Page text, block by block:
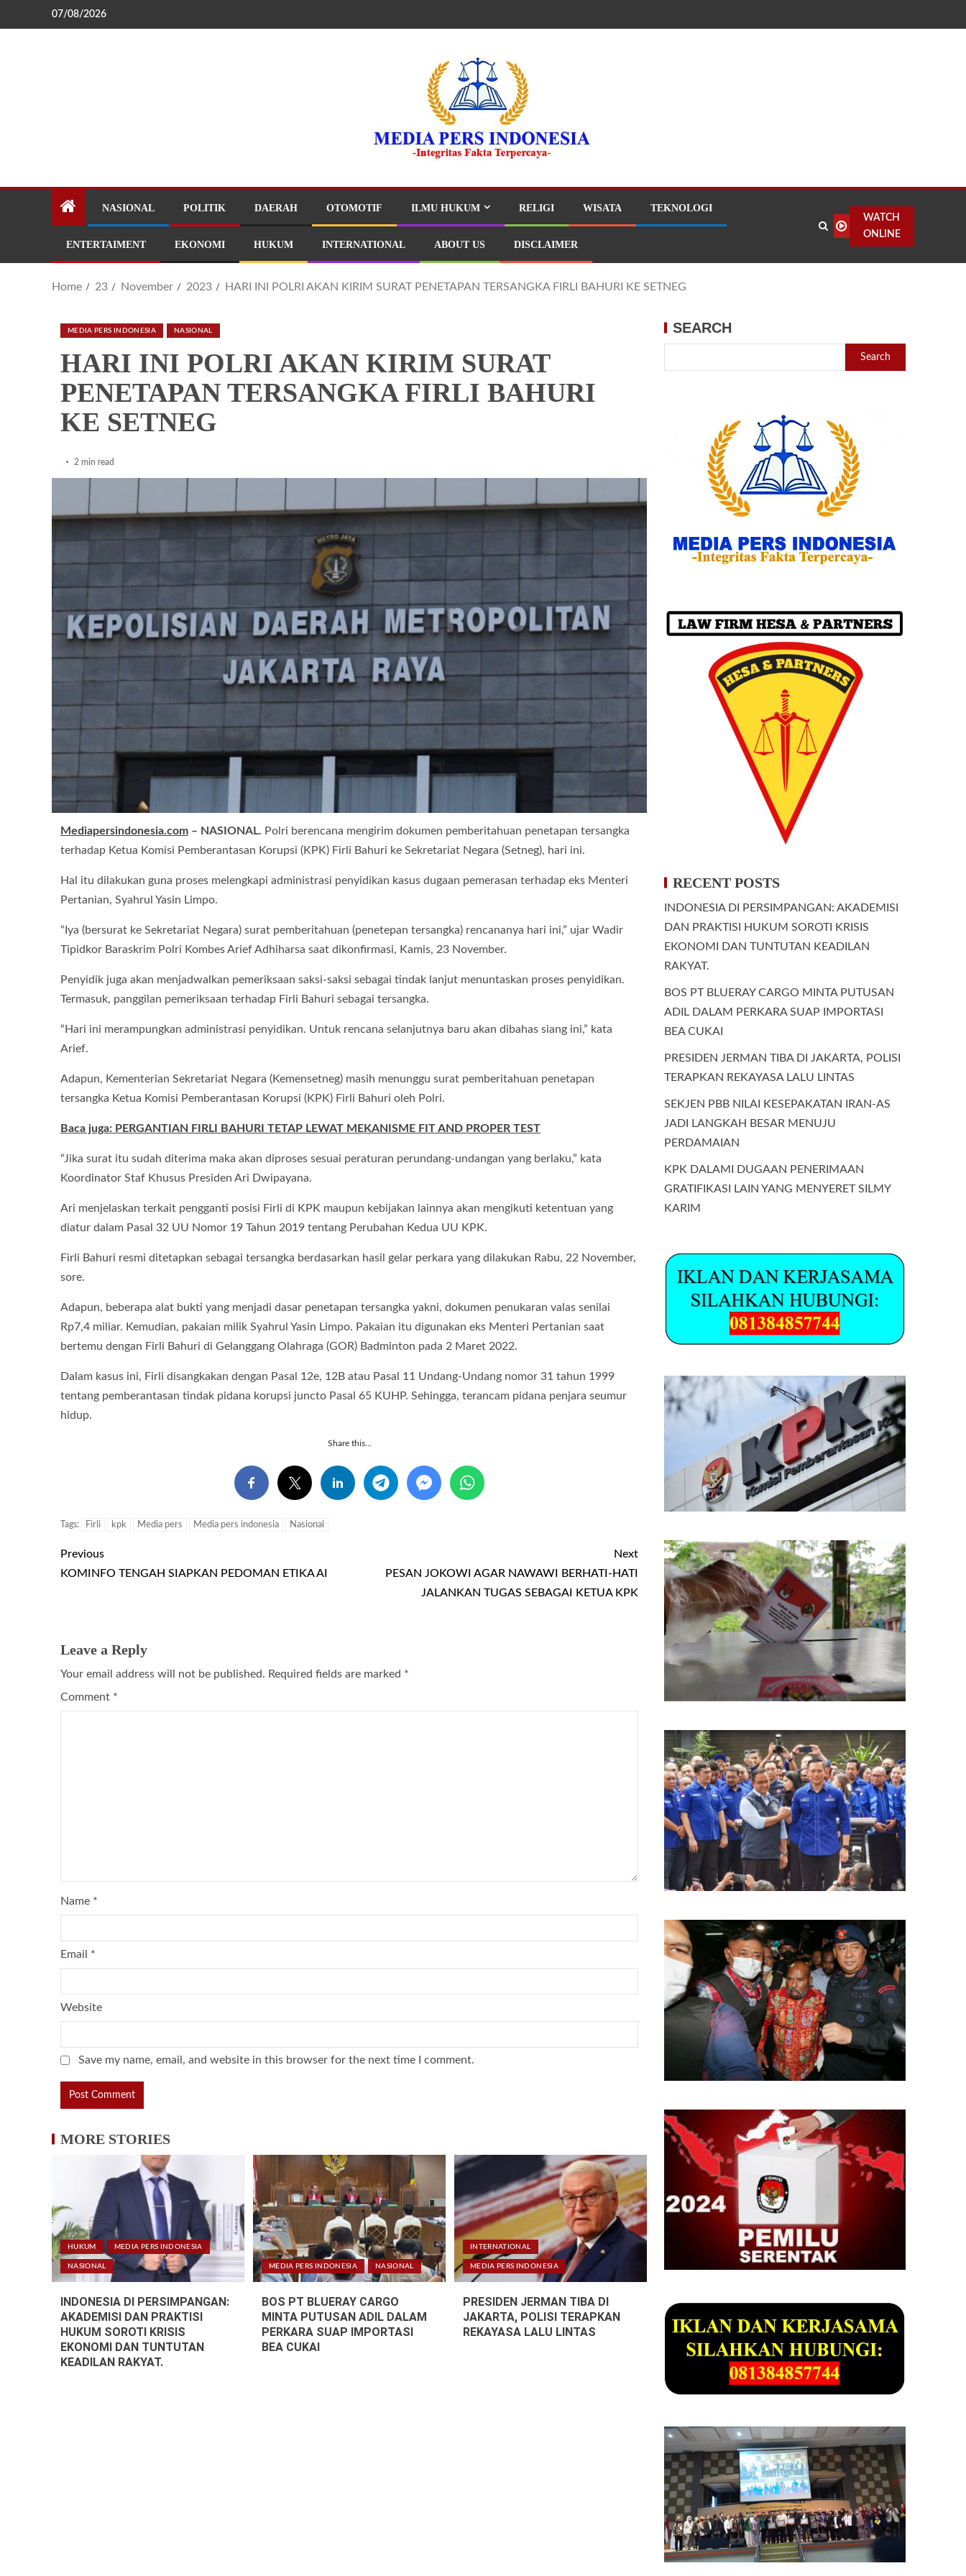
07/08/2026
NASIONAL POLITIK DAERAH OTOMOTIF ILMU HUKUM RELIGI WISATA TEKNOLOGI
ENTERTAIMENT EKONOMI HUKUM INTERNATIONAL ABOUT US DISCLAIMER
WATCH
ONLINE
Home 23 November 2023 HARI INI POLRI AKAN KIRIM SURAT PENETAPAN TERSANGKA FIRLI BAHURI KE SETNEG
MEDIA PERS INDONESIA NASIONAL
HARI INI POLRI AKAN KIRIM SURAT
PENETAPAN TERSANGKA FIRLI BAHURI
KE SETNEG
2 min read
Mediapersindonesia.com – NASIONAL. Polri berencana mengirim dokumen pemberitahuan penetapan tersangka
terhadap Ketua Komisi Pemberantasan Korupsi (KPK) Firli Bahuri ke Sekretariat Negara (Setneg), hari ini.
Hal itu dilakukan guna proses melengkapi administrasi penyidikan kasus dugaan pemerasan terhadap eks Menteri
Pertanian, Syahrul Yasin Limpo.
“Iya (bersurat ke Sekretariat Negara) surat pemberitahuan (penetepan tersangka) rencananya hari ini,” ujar Wadir
Tipidkor Baraskrim Polri Kombes Arief Adhiharsa saat dikonfirmasi, Kamis, 23 November.
Penyidik juga akan menjadwalkan pemeriksaan saksi-saksi sebagai tindak lanjut menuntaskan proses penyidikan.
Termasuk, panggilan pemeriksaan terhadap Firli Bahuri sebagai tersangka.
“Hari ini merampungkan administrasi penyidikan. Untuk rencana selanjutnya baru akan dibahas siang ini,” kata
Arief.
Adapun, Kementerian Sekretariat Negara (Kemensetneg) masih menunggu surat pemberitahuan penetapan
tersangka Ketua Komisi Pemberantasan Korupsi (KPK) Firli Bahuri oleh Polri.
Baca juga: PERGANTIAN FIRLI BAHURI TETAP LEWAT MEKANISME FIT AND PROPER TEST
“Jika surat itu sudah diterima maka akan diproses sesuai peraturan perundang-undangan yang berlaku,” kata
Koordinator Staf Khusus Presiden Ari Dwipayana.
Ari menjelaskan terkait pengganti posisi Firli di KPK maupun kebijakan lainnya akan mengikuti ketentuan yang
diatur dalam Pasal 32 UU Nomor 19 Tahun 2019 tentang Perubahan Kedua UU KPK.
Firli Bahuri resmi ditetapkan sebagai tersangka berdasarkan hasil gelar perkara yang dilakukan Rabu, 22 November,
sore.
Adapun, beberapa alat bukti yang menjadi dasar penetapan tersangka yakni, dokumen penukaran valas senilai
Rp7,4 miliar. Kemudian, pakaian milik Syahrul Yasin Limpo. Pakaian itu digunakan eks Menteri Pertanian saat
bertemu dengan Firli Bahuri di Gelanggang Olahraga (GOR) Badminton pada 2 Maret 2022.
Dalam kasus ini, Firli disangkakan dengan Pasal 12e, 12B atau Pasal 11 Undang-Undang nomor 31 tahun 1999
tentang pemberantasan tindak pidana korupsi juncto Pasal 65 KUHP. Sehingga, terancam pidana penjara seumur
hidup.
Share this...
Tags: Firli kpk Media pers Media pers indonesia Nasional
Previous
KOMINFO TENGAH SIAPKAN PEDOMAN ETIKA AI
Next
PESAN JOKOWI AGAR NAWAWI BERHATI-HATI
JALANKAN TUGAS SEBAGAI KETUA KPK
Leave a Reply
Your email address will not be published. Required fields are marked *
Comment *
Name *
Email *
Website
Save my name, email, and website in this browser for the next time I comment.
MORE STORIES
HUKUM MEDIA PERS INDONESIA
NASIONAL
INDONESIA DI PERSIMPANGAN:
AKADEMISI DAN PRAKTISI
HUKUM SOROTI KRISIS
EKONOMI DAN TUNTUTAN
KEADILAN RAKYAT.
MEDIA PERS INDONESIA NASIONAL
BOS PT BLUERAY CARGO
MINTA PUTUSAN ADIL DALAM
PERKARA SUAP IMPORTASI
BEA CUKAI
INTERNATIONAL
MEDIA PERS INDONESIA
PRESIDEN JERMAN TIBA DI
JAKARTA, POLISI TERAPKAN
REKAYASA LALU LINTAS
SEARCH
Search
RECENT POSTS
INDONESIA DI PERSIMPANGAN: AKADEMISI
DAN PRAKTISI HUKUM SOROTI KRISIS
EKONOMI DAN TUNTUTAN KEADILAN
RAKYAT.
BOS PT BLUERAY CARGO MINTA PUTUSAN
ADIL DALAM PERKARA SUAP IMPORTASI
BEA CUKAI
PRESIDEN JERMAN TIBA DI JAKARTA, POLISI
TERAPKAN REKAYASA LALU LINTAS
SEKJEN PBB NILAI KESEPAKATAN IRAN-AS
JADI LANGKAH BESAR MENUJU
PERDAMAIAN
KPK DALAMI DUGAAN PENERIMAAN
GRATIFIKASI LAIN YANG MENYERET SILMY
KARIM